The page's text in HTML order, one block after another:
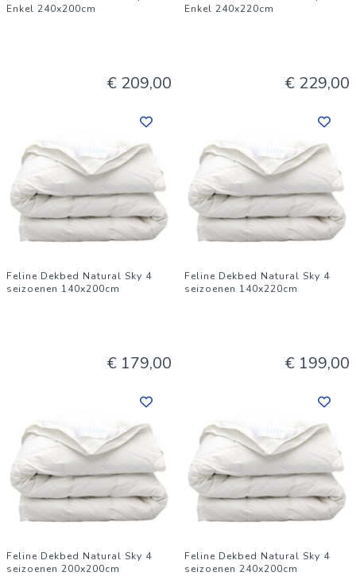
Enkel 240x200cm
€ 209,00
Enkel 240x220cm
€ 229,00
Feline Dekbed Natural Sky 4
seizoenen 140x200cm
€ 179,00
Feline Dekbed Natural Sky 4
seizoenen 140x220cm
€ 199,00
Feline Dekbed Natural Sky 4
seizoenen 200x200cm
Feline Dekbed Natural Sky 4
seizoenen 240x200cm